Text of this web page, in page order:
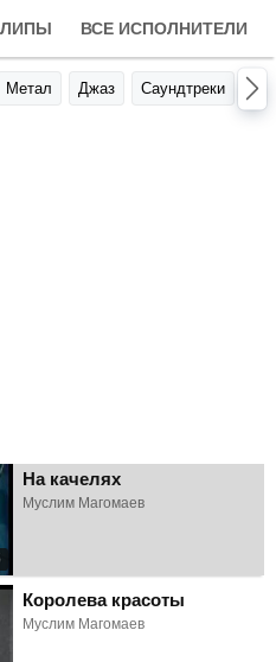
ВСЕ ИСПОЛНИТЕЛИ
Метал Джаз Саундтреки
На качелях
Муслим Магомаев
Королева красоты
Муслим Магомаев